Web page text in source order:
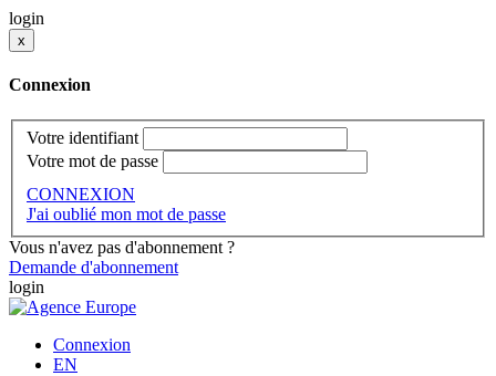
login
x
Connexion
Votre identifiant
Votre mot de passe
CONNEXION
J'ai oublié mon mot de passe
Vous n'avez pas d'abonnement ?
Demande d'abonnement
login
Connexion
EN